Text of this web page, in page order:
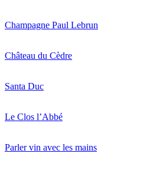
Champagne Paul Lebrun
Château du Cèdre
Santa Duc
Le Clos l’Abbé
Parler vin avec les mains